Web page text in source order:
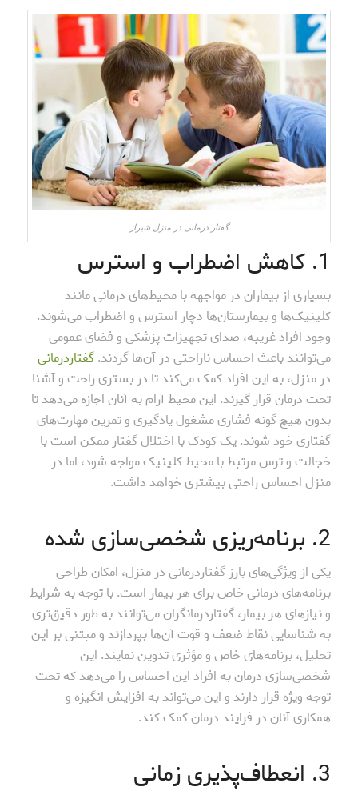
گفتار درمانی در منزل شیراز
1. کاهش اضطراب و استرس
بسیاری از بیماران در مواجهه با محیط‌های درمانی مانند
کلینیک‌ها و بیمارستان‌ها دچار استرس و اضطراب می‌شوند.
وجود افراد غریبه، صدای تجهیزات پزشکی و فضای عمومی
می‌توانند باعث احساس ناراحتی در آن‌ها گردند.گفتاردرمانی
در منزل، به این افراد کمک می‌کند تا در بستری راحت و آشنا
تحت درمان قرار گیرند. این محیط آرام به آنان اجازه می‌دهد تا
بدون هیچ گونه فشاری مشغول یادگیری و تمرین مهارت‌های
گفتاری خود شوند. یک کودک با اختلال گفتار ممکن است با
خجالت و ترس مرتبط با محیط کلینیک مواجه شود، اما در
منزل احساس راحتی بیشتری خواهد داشت.
2. برنامه‌ریزی شخصی‌سازی شده
یکی از ویژگی‌های بارز گفتاردرمانی در منزل، امکان طراحی
برنامه‌های درمانی خاص برای هر بیمار است. با توجه به شرایط
و نیازهای هر بیمار، گفتاردرمانگران می‌توانند به طور دقیق‌تری
به شناسایی نقاط ضعف و قوت آن‌ها بپردازند و مبتنی بر این
تحلیل، برنامه‌های خاص و مؤثری تدوین نمایند. این
شخصی‌سازی درمان به افراد این احساس را می‌دهد که تحت
توجه ویژه قرار دارند و این می‌تواند به افزایش انگیزه و
همکاری آنان در فرایند درمان کمک کند.
3. انعطاف‌پذیری زمانی